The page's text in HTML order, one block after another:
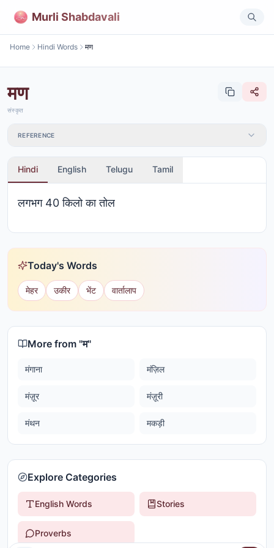
Murli Shabdavali
Home Hindi Words मण
मण
संस्कृत
REFERENCE
Hindi English Telugu Tamil
लगभग 40 किलो का तोल
Today's Words
मेहर उकीर भेंट वार्तालाप
More from "म"
मंगाना मंज़िल
मंज़ूर मंज़ूरी
मंथन मकड़ी
Explore Categories
English Words Stories
Proverbs